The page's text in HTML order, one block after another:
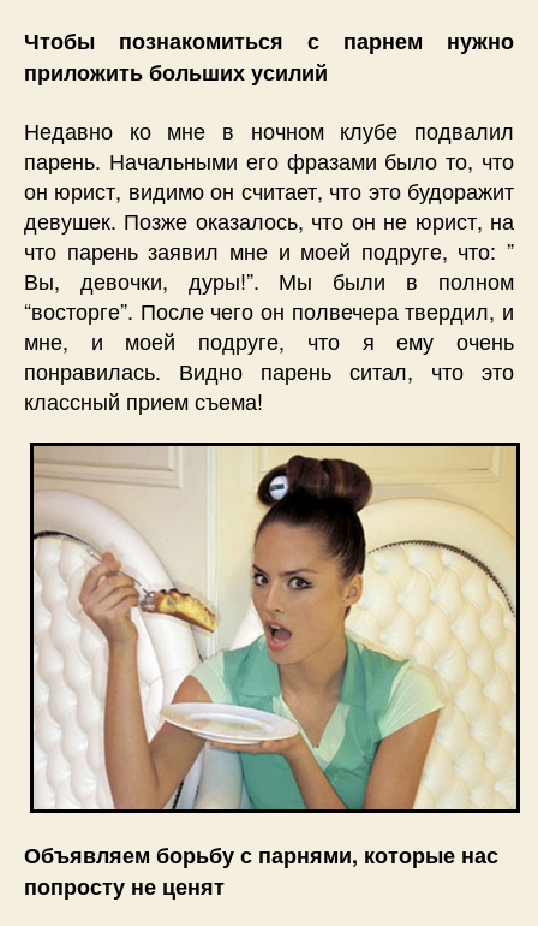
Чтобы познакомиться с парнем нужно
приложить больших усилий
Недавно ко мне в ночном клубе подвалил
парень. Начальными его фразами было то, что
он юрист, видимо он считает, что это будоражит
девушек. Позже оказалось, что он не юрист, на
что парень заявил мне и моей подруге, что: ”
Вы, девочки, дуры!”. Мы были в полном
“восторге”. После чего он полвечера твердил, и
мне, и моей подруге, что я ему очень
понравилась. Видно парень ситал, что это
классный прием съема!
Объявляем борьбу с парнями, которые нас
попросту не ценят